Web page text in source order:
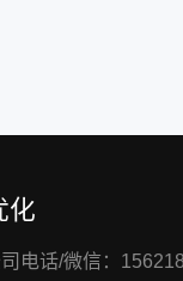
化
电话/微信：